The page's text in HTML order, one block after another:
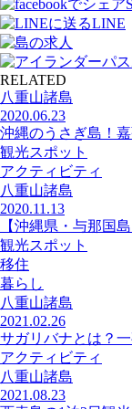
LINE
RELATED
八重山諸島
2020.06.23
沖縄のうさぎ島！
観光スポット
アクティビティ
八重山諸島
2020.11.13
【沖縄県・与那国
観光スポット
移住
暮らし
八重山諸島
2021.02.26
サガリバナとは？
アクティビティ
八重山諸島
2021.08.23